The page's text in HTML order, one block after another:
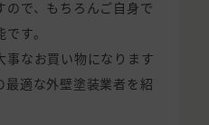
ので、もちろんご自身で
す。
事なお買い物になります
最適な外壁塗装業者を紹